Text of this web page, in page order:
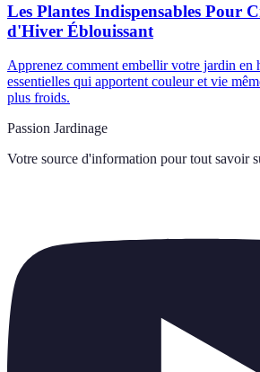
Les Plantes Indispensables Pour
d'Hiver Éblouissant
Apprenez comment embellir votre jardin en
essentielles qui apportent couleur et vie
plus froids.
Passion Jardinage
Votre source d'information pour tout savoir